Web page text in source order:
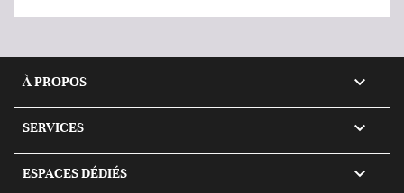
À PROPOS 
SERVICES 
ESPACES DÉDIÉS 